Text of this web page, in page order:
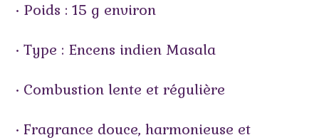
• Poids : 15 g environ
• Type : Encens indien Masala
• Combustion lente et régulière
• Fragrance douce, harmonieuse et